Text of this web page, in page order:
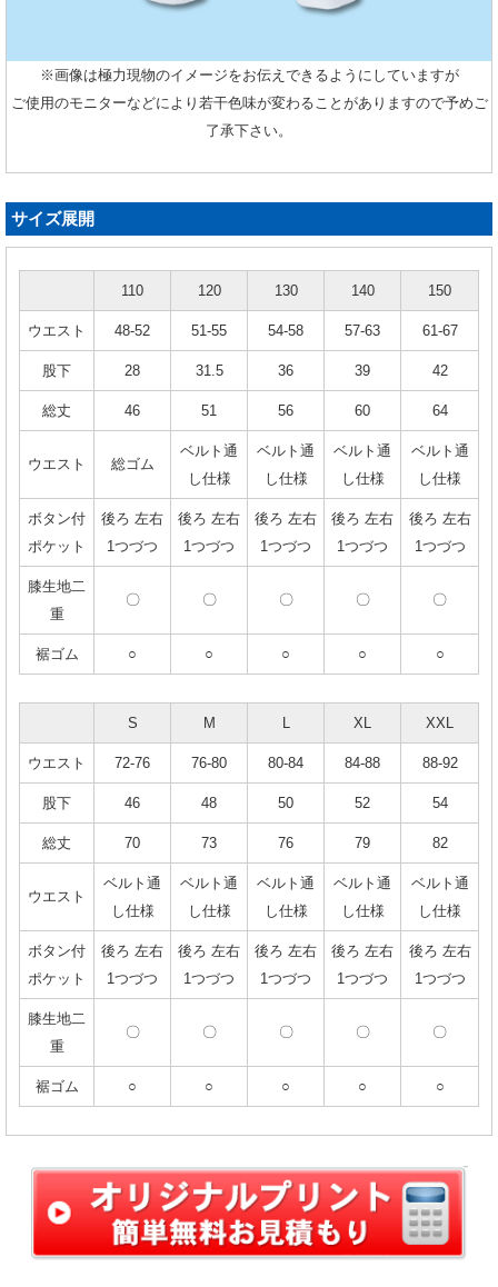
※画像は極力現物のイメージをお伝えできるようにしていますが
ご使用のモニターなどにより若干色味が変わることがありますので予めご
了承下さい。
サイズ展開
110 120 130 140 150
ウエスト 48-52 51-55 54-58 57-63 61-67
股下 28 31.5 36 39 42
総丈 46 51 56 60 64
ウエスト 総ゴム
ベルト通
し仕様
ベルト通
し仕様
ベルト通
し仕様
ベルト通
し仕様
ボタン付
ポケット
後ろ 左右
1つづつ
後ろ 左右
1つづつ
後ろ 左右
1つづつ
後ろ 左右
1つづつ
後ろ 左右
1つづつ
膝生地二
重
〇 〇 〇 〇 〇
裾ゴム ○ ○ ○ ○ ○
S M L XL XXL
ウエスト 72-76 76-80 80-84 84-88 88-92
股下 46 48 50 52 54
総丈 70 73 76 79 82
ウエスト
ベルト通
し仕様
ベルト通
し仕様
ベルト通
し仕様
ベルト通
し仕様
ベルト通
し仕様
ボタン付
ポケット
後ろ 左右
1つづつ
後ろ 左右
1つづつ
後ろ 左右
1つづつ
後ろ 左右
1つづつ
後ろ 左右
1つづつ
膝生地二
重
〇 〇 〇 〇 〇
裾ゴム ○ ○ ○ ○ ○